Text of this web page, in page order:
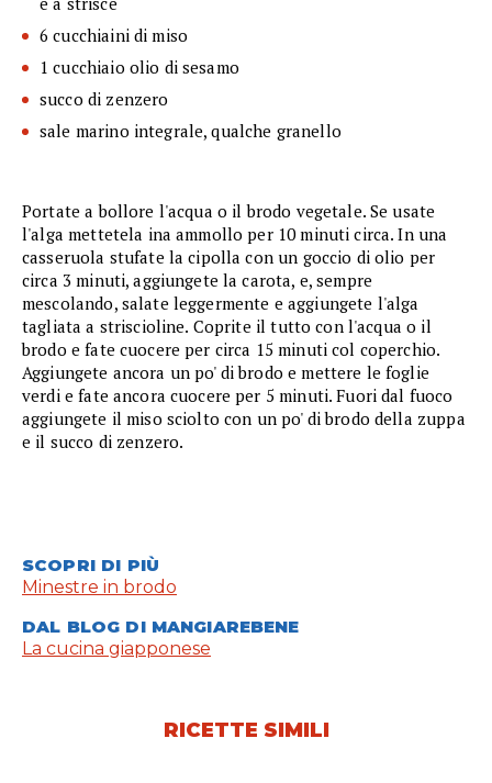
6 cucchiaini di miso
1 cucchiaio olio di sesamo
succo di zenzero
sale marino integrale, qualche granello
Portate a bollore l'acqua o il brodo vegetale. Se usate
l'alga mettetela ina ammollo per 10 minuti circa. In una
casseruola stufate la cipolla con un goccio di olio per
circa 3 minuti, aggiungete la carota, e, sempre
mescolando, salate leggermente e aggiungete l'alga
tagliata a striscioline. Coprite il tutto con l'acqua o il
brodo e fate cuocere per circa 15 minuti col coperchio.
Aggiungete ancora un po' di brodo e mettere le foglie
verdi e fate ancora cuocere per 5 minuti. Fuori dal fuoco
aggiungete il miso sciolto con un po' di brodo della zuppa
e il succo di zenzero.
SCOPRI DI PIÙ
Minestre in brodo
DAL BLOG DI MANGIAREBENE
La cucina giapponese
RICETTE SIMILI